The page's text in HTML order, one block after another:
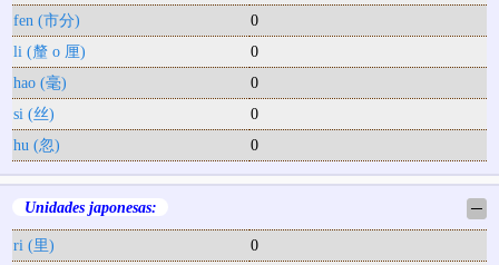
fen (市分)
0
li (釐 o 厘)
0
hao (毫)
0
si (丝)
0
hu (忽)
0
Unidades japonesas: ─
ri (里)
0